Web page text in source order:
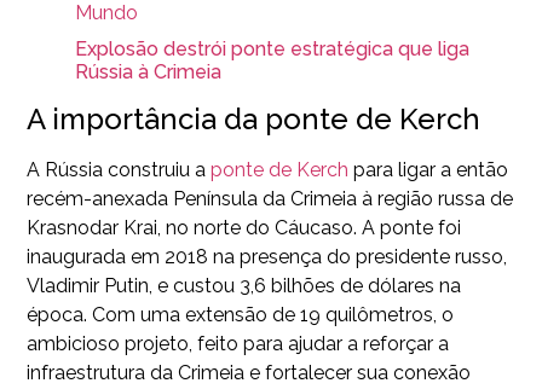
Mundo
Explosão destrói ponte estratégica que liga
Rússia à Crimeia
A importância da ponte de Kerch
A Rússia construiu a ponte de Kerch para ligar a então
recém-anexada Península da Crimeia à região russa de
Krasnodar Krai, no norte do Cáucaso. A ponte foi
inaugurada em 2018 na presença do presidente russo,
Vladimir Putin, e custou 3,6 bilhões de dólares na
época. Com uma extensão de 19 quilômetros, o
ambicioso projeto, feito para ajudar a reforçar a
infraestrutura da Crimeia e fortalecer sua conexão